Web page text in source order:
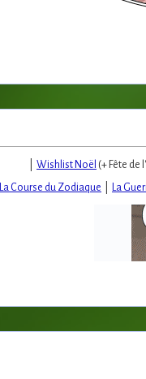
Wishlist Noël (+ Fête de
La Course du Zodiaque La